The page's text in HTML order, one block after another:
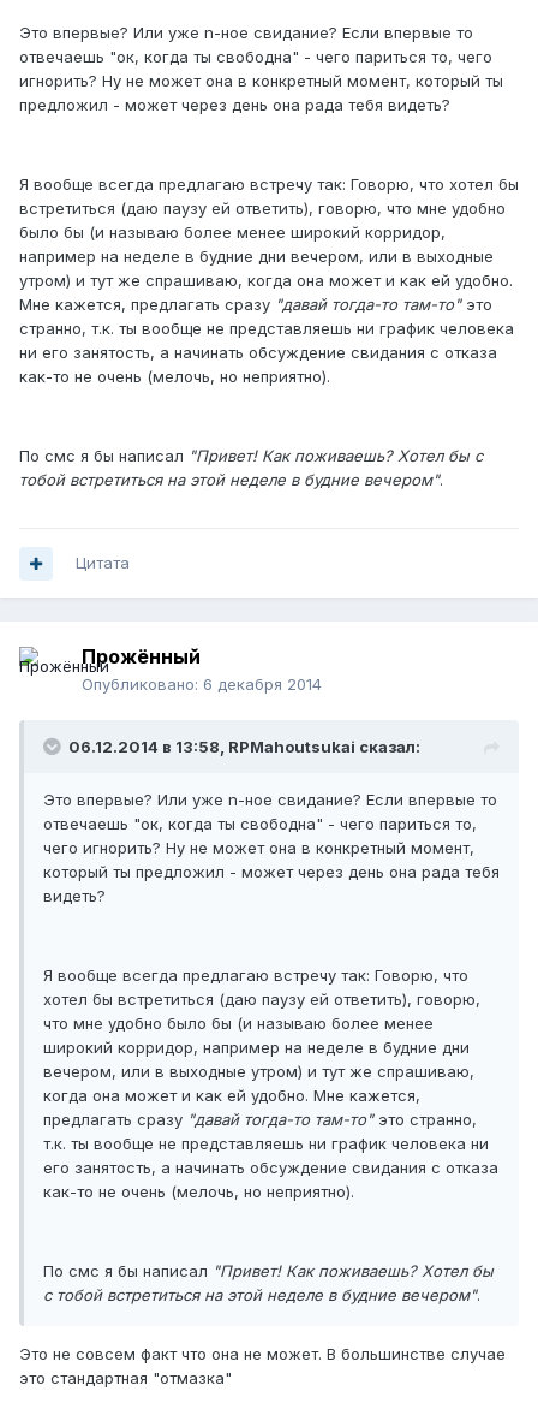
Это впервые? Или уже n-ное свидание? Если впервые то
отвечаешь "ок, когда ты свободна" - чего париться то, чего
игнорить? Ну не может она в конкретный момент, который ты
предложил - может через день она рада тебя видеть?
Я вообще всегда предлагаю встречу так: Говорю, что хотел бы
встретиться (даю паузу ей ответить), говорю, что мне удобно
было бы (и называю более менее широкий корридор,
например на неделе в будние дни вечером, или в выходные
утром) и тут же спрашиваю, когда она может и как ей удобно.
Мне кажется, предлагать сразу "давай тогда-то там-то"это
странно, т.к. ты вообще не представляешь ни график человека
ни его занятость, а начинать обсуждение свидания с отказа
как-то не очень (мелочь, но неприятно).
По смс я бы написал "Привет! Как поживаешь? Хотел бы с
тобой встретиться на этой неделе в будние вечером".
Цитата
Прожённый
Опубликовано: 6 декабря 2014
06.12.2014 в 13:58, RPMahoutsukai сказал:
Это впервые? Или уже n-ное свидание? Если впервые то
отвечаешь "ок, когда ты свободна" - чего париться то,
чего игнорить? Ну не может она в конкретный момент,
который ты предложил - может через день она рада тебя
видеть?
Я вообще всегда предлагаю встречу так: Говорю, что
хотел бы встретиться (даю паузу ей ответить), говорю,
что мне удобно было бы (и называю более менее
широкий корридор, например на неделе в будние дни
вечером, или в выходные утром) и тут же спрашиваю,
когда она может и как ей удобно. Мне кажется,
предлагать сразу "давай тогда-то там-то"это странно,
т.к. ты вообще не представляешь ни график человека ни
его занятость, а начинать обсуждение свидания с отказа
как-то не очень (мелочь, но неприятно).
По смс я бы написал "Привет! Как поживаешь? Хотел бы
с тобой встретиться на этой неделе в будние вечером".
Это не совсем факт что она не может. В большинстве случае
это стандартная "отмазка"